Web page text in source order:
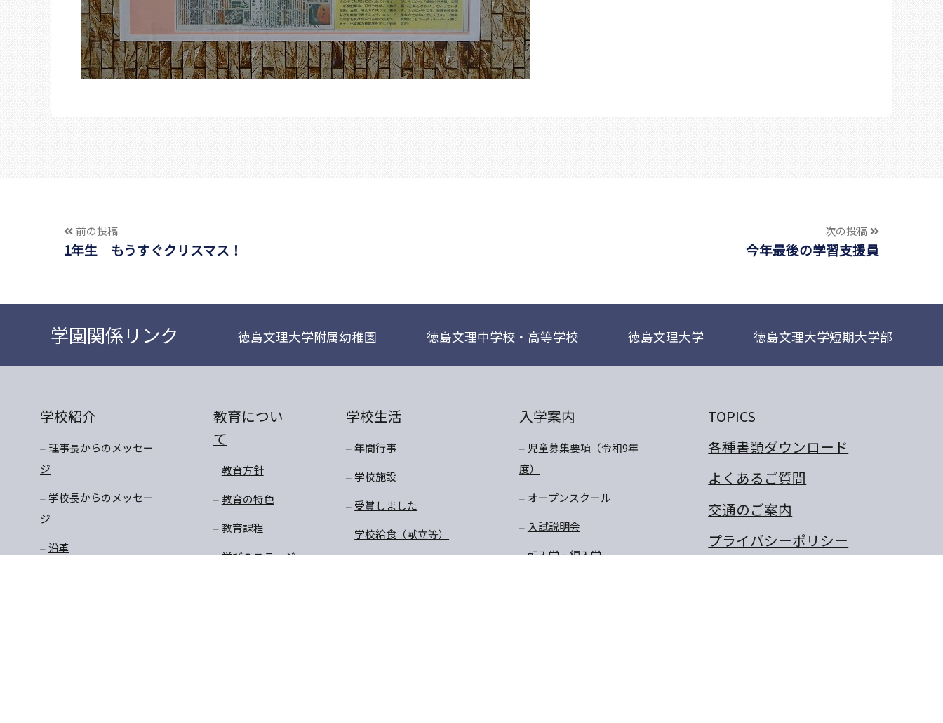
次の投稿
今年最後の学習支援員
前の投稿
1年生 もうすぐクリスマス！
学園関係リンク 徳島文理大学附属幼稚園 徳島文理中学校・高等学校 徳島文理大学 徳島文理大学短期大学部
学校紹介
理事長からのメッセー
ジ
学校長からのメッセー
ジ
沿革
教育につい
て
教育方針
教育の特色
教育課程
学びのステージ
学校生活
年間行事
学校施設
受賞しました
学校給食（献立等）
入学案内
児童募集要項（令和9年
度）
オープンスクール
入試説明会
転入学・編入学
TOPICS
各種書類ダウンロード
よくあるご質問
交通のご案内
プライバシーポリシー